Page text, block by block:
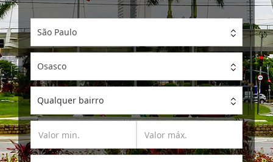
São Paulo
Osasco
Qualquer bairro